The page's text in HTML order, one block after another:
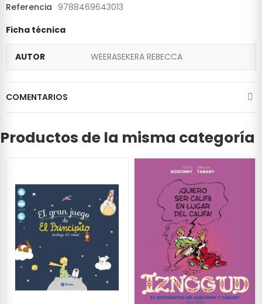
Referencia 9788469643013
Ficha técnica
AUTOR WEERASEKERA REBECCA
COMENTARIOS
Productos de la misma categoría